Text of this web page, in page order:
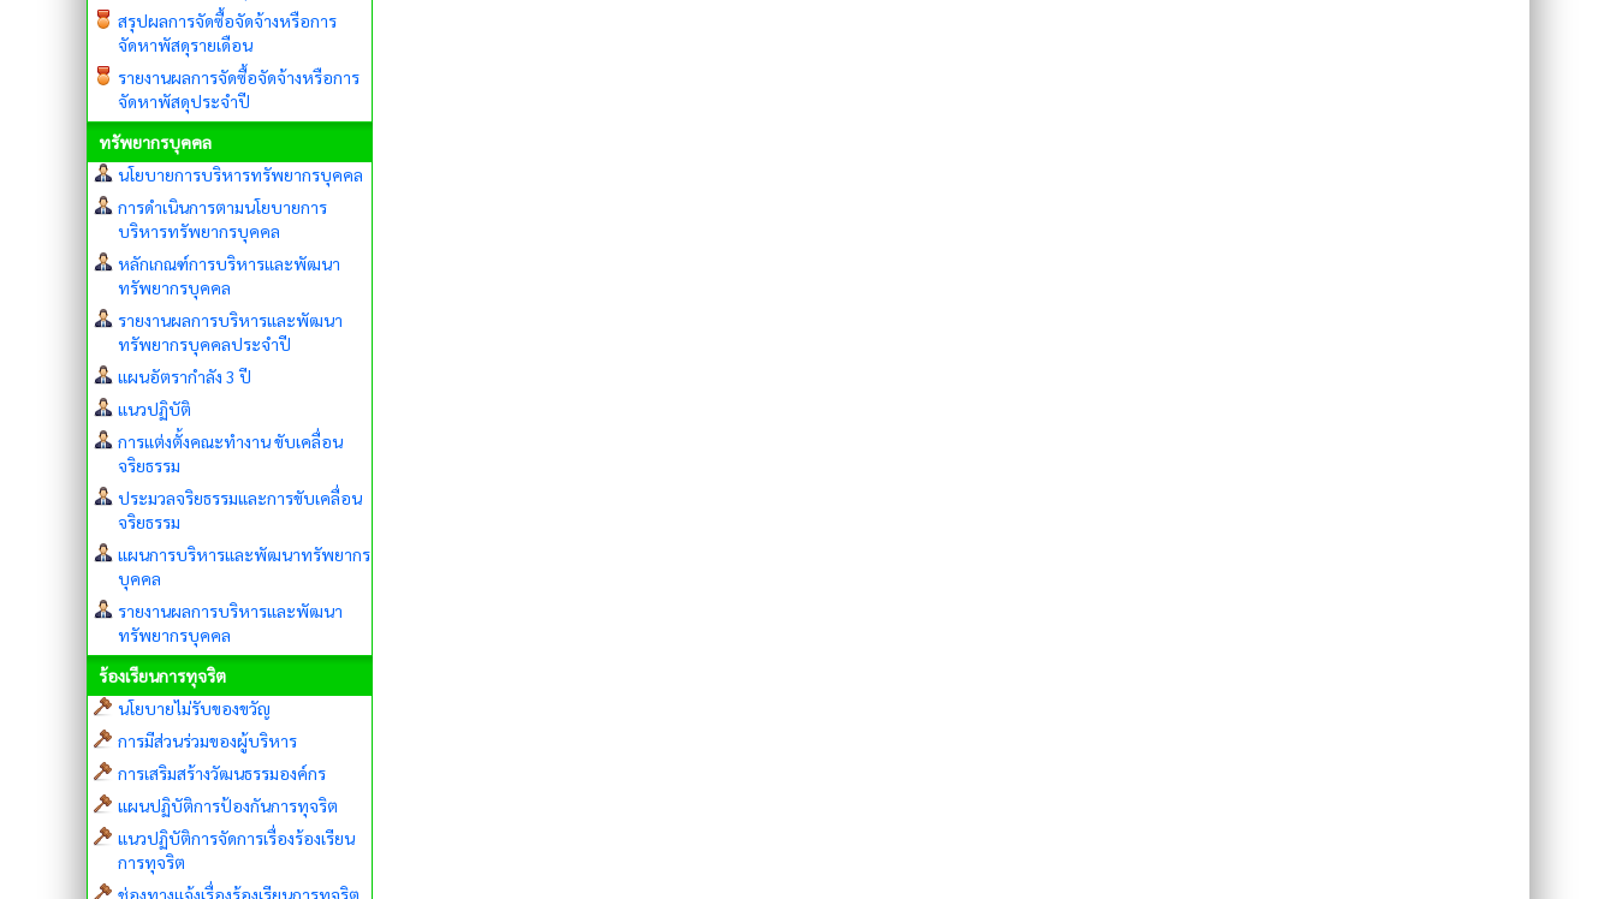
สรุปผลการจัดซื้อจัดจ้างหรือการ
จัดหาพัสดุรายเดือน
รายงานผลการจัดซื้อจัดจ้างหรือการ
จัดหาพัสดุประจำปี
ทรัพยากรบุคคล
นโยบายการบริหารทรัพยากรบุคคล
การดำเนินการตามนโยบายการ
บริหารทรัพยากรบุคคล
หลักเกณฑ์การบริหารและพัฒนา
ทรัพยากรบุคคล
รายงานผลการบริหารและพัฒนา
ทรัพยากรบุคคลประจำปี
แผนอัตรากำลัง 3 ปี
แนวปฏิบัติ
การแต่งตั้งคณะทำงาน ขับเคลื่อน
จริยธรรม
ประมวลจริยธรรมและการขับเคลื่อน
จริยธรรม
แผนการบริหารและพัฒนาทรัพยากร
บุคคล
รายงานผลการบริหารและพัฒนา
ทรัพยากรบุคคล
ร้องเรียนการทุจริต
นโยบายไม่รับของขวัญ
การมีส่วนร่วมของผู้บริหาร
การเสริมสร้างวัฒนธรรมองค์กร
แผนปฏิบัติการป้องกันการทุจริต
แนวปฏิบัติการจัดการเรื่องร้องเรียน
การทุจริต
ช่องทางแจ้งเรื่องร้องเรียนการทุจริต